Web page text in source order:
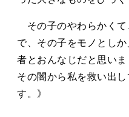
その子のやわらかくて
で、その子をモノとし
者とおんなじだと思いま
その闇から私を救い出
す。》